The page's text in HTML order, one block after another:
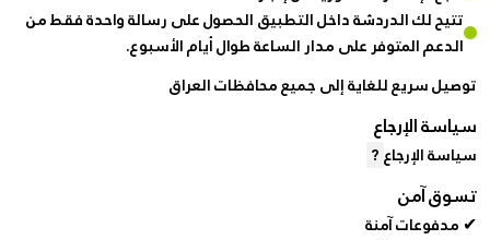
تتيح لك الدردشة داخل التطبيق الحصول على رسالة واحدة فقط من
الدعم المتوفر على مدار الساعة طوال أيام الأسبوع.
توصيل سريع للغاية إلى جميع محافظات العراق
سياسة الإرجاع
سياسة الإرجاع?
تسوق آمن
✔ مدفوعات آمنة